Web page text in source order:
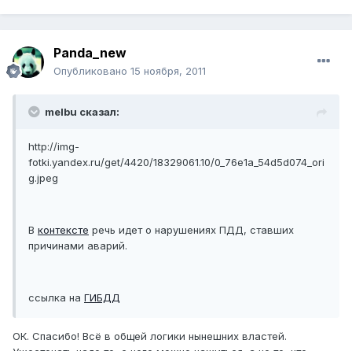
Panda_new
Опубликовано 15 ноября, 2011
melbu сказал:
http://img-
fotki.yandex.ru/get/4420/18329061.10/0_76e1a_54d5d074_ori
g.jpeg
В контексте речь идет о нарушениях ПДД, ставших
причинами аварий.
ссылка на ГИБДД
ОК. Спасибо! Всё в общей логики нынешних властей.